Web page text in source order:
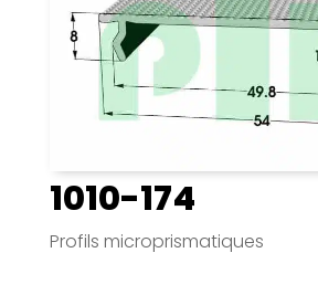
1010-174
Profils microprismatiques